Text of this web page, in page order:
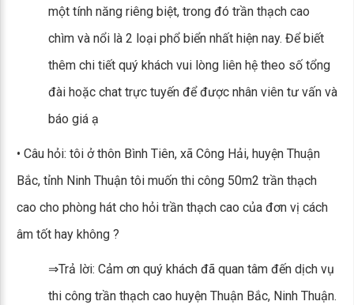
một tính năng riêng biệt, trong đó trần thạch cao
chìm và nổi là 2 loại phổ biển nhất hiện nay. Để biết
thêm chi tiết quý khách vui lòng liên hệ theo số tổng
đài hoặc chat trực tuyến để được nhân viên tư vấn và
báo giá ạ
• Câu hỏi: tôi ở thôn Bình Tiên, xã Công Hải, huyện Thuận
Bắc, tỉnh Ninh Thuận tôi muốn thi công 50m2 trần thạch
cao cho phòng hát cho hỏi trần thạch cao của đơn vị cách
âm tốt hay không ?
⇒Trả lời: Cảm ơn quý khách đã quan tâm đến dịch vụ
thi công trần thạch cao huyện Thuận Bắc, Ninh Thuận.